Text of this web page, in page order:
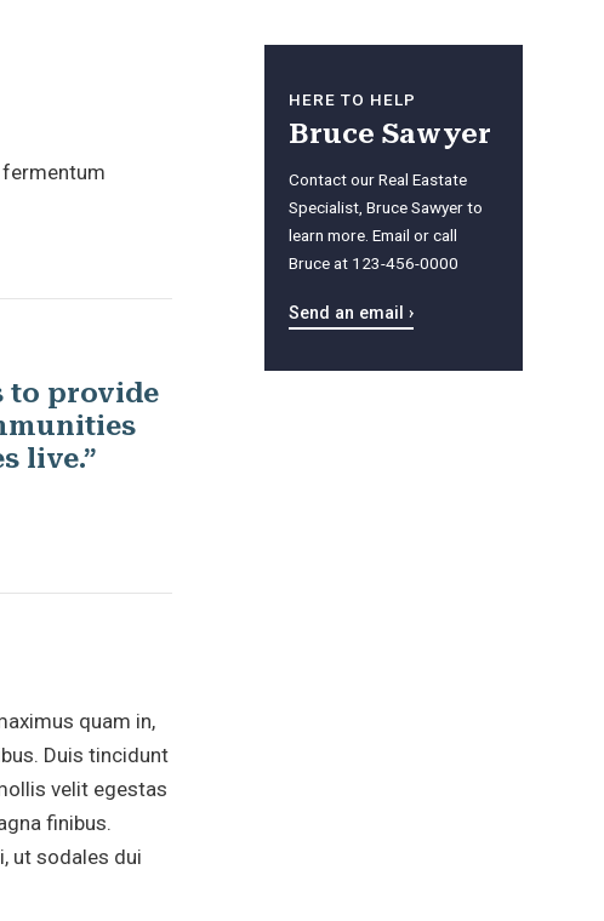
to provide
live.”
quam in,
Duis tincidunt
velit egestas
finibus.
ut sodales dui
HERE TO HELP
Bruce Sawyer
Contact our Real Eastate
Specialist, Bruce Sawyer to
learn more. Email or call
Bruce at 123-456-0000
Send an email ›